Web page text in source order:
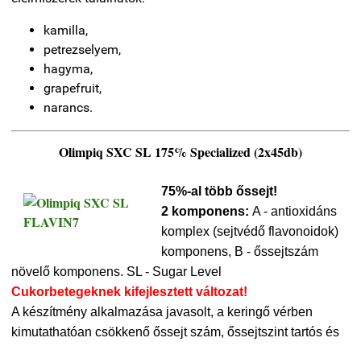
kamilla,
petrezselyem,
hagyma,
grapefruit,
narancs.
Olimpiq SXC SL 175% Specialized (2x45db)
75%-al több őssejt!
2 komponens: A - antioxidáns
komplex (sejtvédő flavonoidok)
komponens, B - őssejtszám
növelő komponens. SL - Sugar Level
Cukorbetegeknek kifejlesztett változat!
A készítmény alkalmazása javasolt, a keringő vérben
kimutathatóan csökkenő őssejt szám, őssejtszint tartós és